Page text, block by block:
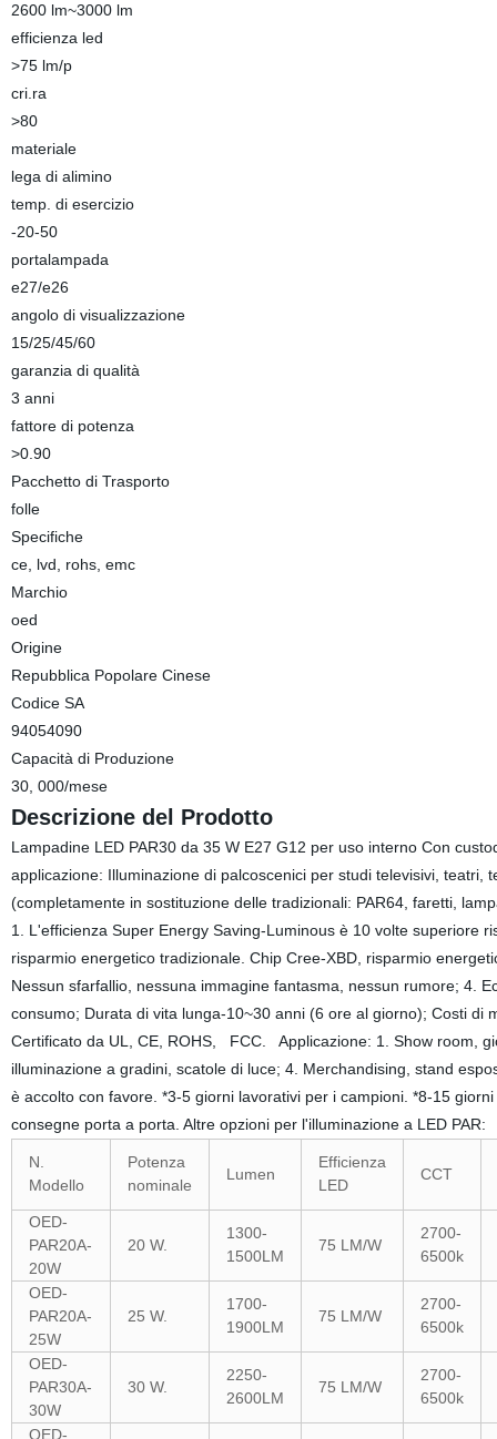
2600 lm~3000 lm
efficienza led
>75 lm/p
cri.ra
>80
materiale
lega di alimino
temp. di esercizio
-20-50
portalampada
e27/e26
angolo di visualizzazione
15/25/45/60
garanzia di qualità
3 anni
fattore di potenza
>0.90
Pacchetto di Trasporto
folle
Specifiche
ce, lvd, rohs, emc
Marchio
oed
Origine
Repubblica Popolare Cinese
Codice SA
94054090
Capacità di Produzione
30, 000/mese
Descrizione del Prodotto
Lampadine LED PAR30 da 35 W E27 G12 per uso interno Con
applicazione: Illuminazione di palcoscenici per studi televisivi,
(completamente in sostituzione delle tradizionali: PAR64, faretti,
1. L'efficienza Super Energy Saving-Luminous è 10 volte superiore
risparmio energetico tradizionale. Chip Cree-XBD, risparmio
Nessun sfarfallio, nessuna immagine fantasma, nessun rumore; 4.
consumo; Durata di vita lunga-10~30 anni (6 ore al giorno); Costi
Certificato da UL, CE, ROHS, FCC. Applicazione: 1. Show room,
illuminazione a gradini, scatole di luce; 4. Merchandising, stand
è accolto con favore. *3-5 giorni lavorativi per i campioni. *8-15
consegne porta a porta. Altre opzioni per l'illuminazione a LED
N.
Modello
Potenza
nominale
Lumen
Efficienza
LED
CCT
OED-
PAR20A-
20W
20 W.
1300-
1500LM
75 LM/W
2700-
6500k
OED-
PAR20A-
25W
25 W.
1700-
1900LM
75 LM/W
2700-
6500k
OED-
PAR30A-
30W
30 W.
2250-
2600LM
75 LM/W
2700-
6500k
OED-